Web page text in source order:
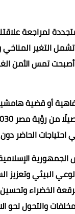
لمراجعة
التغير المناخي
تمس الأمن
أو قضية
احتياجات الحاضر
الإسلامية
الخضراء
والتحول نحو